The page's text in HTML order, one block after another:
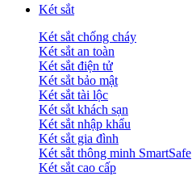
Két sắt
Két sắt chống cháy
Két sắt an toàn
Két sắt điện tử
Két sắt bảo mật
Két sắt tài lộc
Két sắt khách sạn
Két sắt nhập khẩu
Két sắt gia đình
Két sắt thông minh SmartSafe
Két sắt cao cấp